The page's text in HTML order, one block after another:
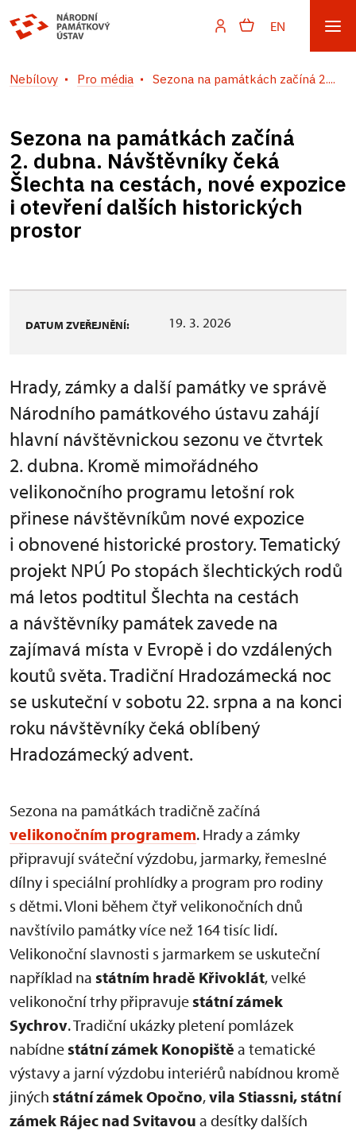
EN
Nebílovy Pro média Sezona na památkách začíná 2....
Sezona na památkách začíná
2. dubna. Návštěvníky čeká
Šlechta na cestách, nové expozice
i otevření dalších historických
prostor
DATUM ZVEŘEJNĚNÍ: 19. 3. 2026
Hrady, zámky a další památky ve správě
Národního památkového ústavu zahájí
hlavní návštěvnickou sezonu ve čtvrtek
2. dubna. Kromě mimořádného
velikonočního programu letošní rok
přinese návštěvníkům nové expozice
i obnovené historické prostory. Tematický
projekt NPÚ Po stopách šlechtických rodů
má letos podtitul Šlechta na cestách
a návštěvníky památek zavede na
zajímavá místa v Evropě i do vzdálených
koutů světa. Tradiční Hradozámecká noc
se uskuteční v sobotu 22. srpna a na konci
roku návštěvníky čeká oblíbený
Hradozámecký advent.
Sezona na památkách tradičně začíná
velikonočním programem. Hrady a zámky
připravují sváteční výzdobu, jarmarky, řemeslné
dílny i speciální prohlídky a program pro rodiny
s dětmi. Vloni během čtyř velikonočních dnů
navštívilo památky více než 164 tisíc lidí.
Velikonoční slavnosti s jarmarkem se uskuteční
například na státním hradě Křivoklát, velké
velikonoční trhy připravujestátní zámek
Sychrov. Tradiční ukázky pletení pomlázek
nabídnestátní zámek Konopiště a tematické
výstavy a jarní výzdobu interiérů nabídnou kromě
jiných státní zámek Opočno,vila Stiassni, státní
zámek Rájec nad Svitavou a desítky dalších